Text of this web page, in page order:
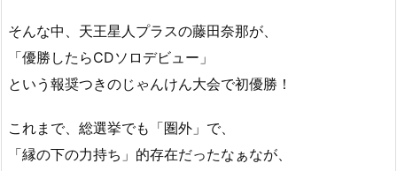
そんな中、天王星人プラスの藤田奈那が、
「優勝したらCDソロデビュー」
という報奨つきのじゃんけん大会で初優勝！
これまで、総選挙でも「圏外」で、
「縁の下の力持ち」的存在だったなぁなが、